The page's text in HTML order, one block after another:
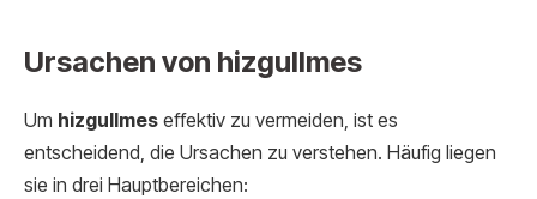
Ursachen von hizgullmes
Um hizgullmes effektiv zu vermeiden, ist es
entscheidend, die Ursachen zu verstehen. Häufig liegen
sie in drei Hauptbereichen: